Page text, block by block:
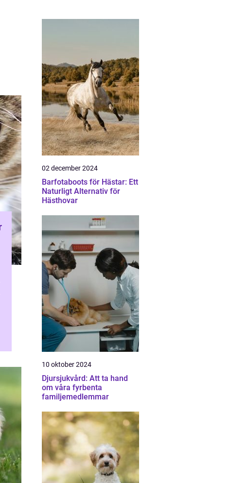
02 december 2024
Barfotaboots för Hästar: Ett
Naturligt Alternativ för
Hästhovar
10 oktober 2024
Djursjukvård: Att ta hand
om våra fyrbenta
familjemedlemmar